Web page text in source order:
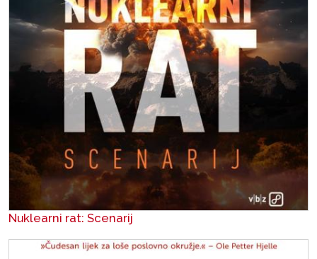
Nuklearni rat: Scenarij